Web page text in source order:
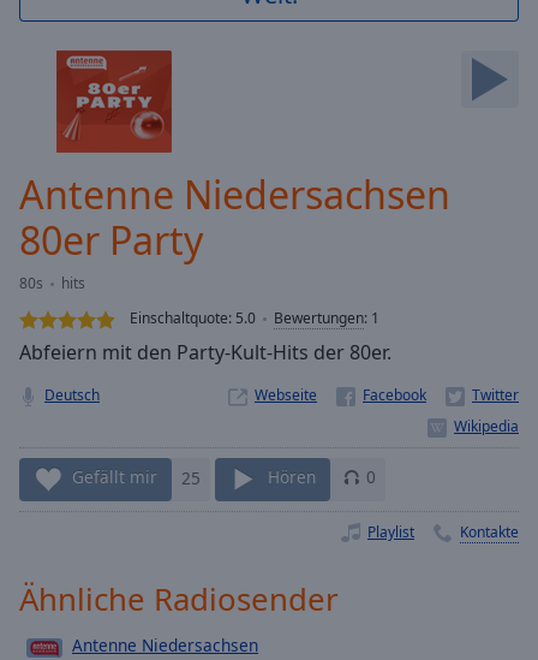
Backward
0:00
Duration-:-
0.00%
Stream
Seek to
live,
currently
live LIVE
Time-
Antenne Niedersachsen
80er Party
80s
hits
Einschaltquote: 5.0 Bewertungen: 1
Abfeiern mit den Party-Kult-Hits der 80er.
Deutsch Webseite
Gefällt mir 25 Hören 0
Playlist Kontakte
Ähnliche Radiosender
Antenne Niedersachsen